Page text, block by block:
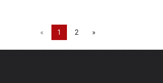
« Previous
1 (current)
2 »